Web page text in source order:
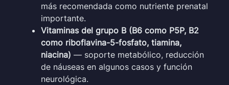
más recomendada como nutriente prenatal
importante.
Vitaminas del grupo B (B6 como P5P, B2
como riboflavina-5-fosfato, tiamina,
niacina) — soporte metabólico, reducción
de náuseas en algunos casos y función
neurológica.